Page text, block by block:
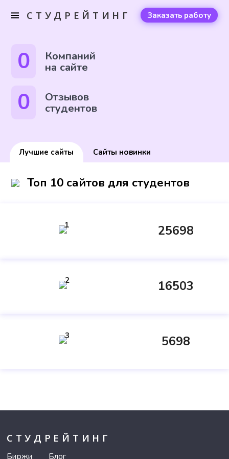
СТУДРЕЙТИНГ Заказать работу
0 Компаний
на сайте
0 Отзывов
студентов
Лучшие сайты Сайты новинки
Топ 10 сайтов для студентов
1 25698
2 16503
3 5698
СТУДРЕЙТИНГ
Биржи Блог